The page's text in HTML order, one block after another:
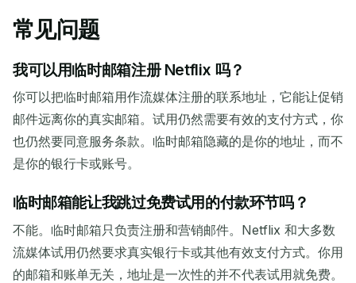
常见问题
我可以用临时邮箱注册 Netflix 吗？
你可以把临时邮箱用作流媒体注册的联系地址，它能让促销
邮件远离你的真实邮箱。试用仍然需要有效的支付方式，你
也仍然要同意服务条款。临时邮箱隐藏的是你的地址，而不
是你的银行卡或账号。
临时邮箱能让我跳过免费试用的付款环节吗？
不能。临时邮箱只负责注册和营销邮件。Netflix 和大多数
流媒体试用仍然要求真实银行卡或其他有效支付方式。你用
的邮箱和账单无关，地址是一次性的并不代表试用就免费。